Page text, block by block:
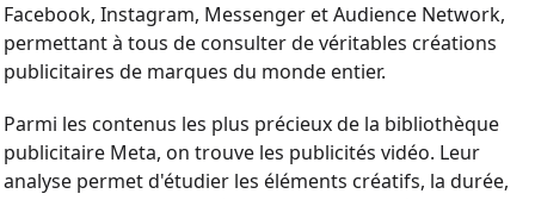
Facebook, Instagram, Messenger et Audience Network,
permettant à tous de consulter de véritables créations
publicitaires de marques du monde entier.
Parmi les contenus les plus précieux de la bibliothèque
publicitaire Meta, on trouve les publicités vidéo. Leur
analyse permet d'étudier les éléments créatifs, la durée,